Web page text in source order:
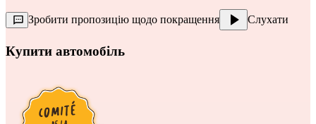
Зробити пропозицію щодо покращення Слухати
Купити автомобіль